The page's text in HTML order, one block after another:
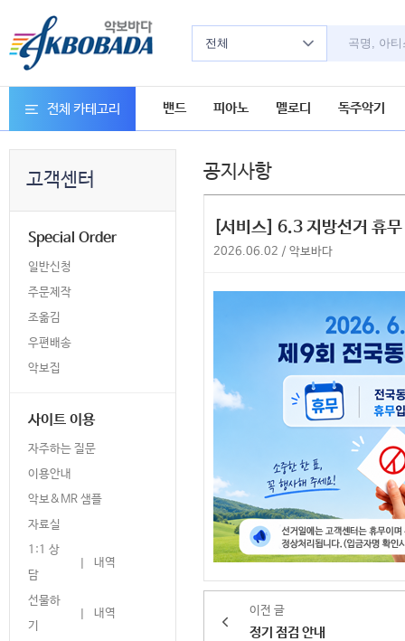
전체
전체 카테고리 밴드 피아노 멜로디 독주악기
고객센터
Special Order
일반신청
주문제작
조옮김
우편배송
악보집
사이트 이용
자주하는 질문
이용안내
악보&MR 샘플
자료실
1:1 상
담
내역
선물하
기
내역
공지사항
[서비스] 6.3 지방선거 휴
2026.06.02 / 악보바다
이전 글
정기 점검 안내